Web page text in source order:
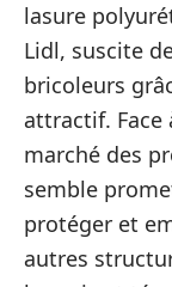
lasure
Lidl, suscite
bricoleurs
attractif. Face
marché des
semble
protéger et
autres